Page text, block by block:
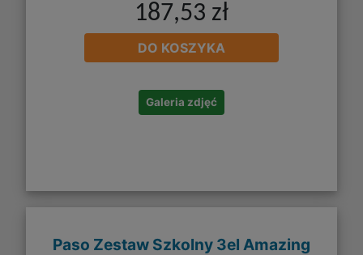
187,53 zł
DO KOSZYKA
Galeria zdjęć
Paso Zestaw Szkolny 3el Amazing